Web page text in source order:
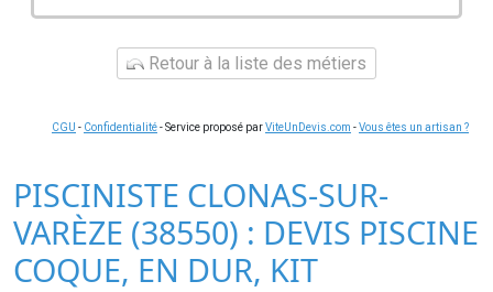
Retour à la liste des métiers
CGU - Confidentialité- Service proposé parViteUnDevis.com -Vous êtes un artisan ?
PISCINISTE CLONAS-SUR-
VARÈZE (38550) : DEVIS PISCINE
COQUE, EN DUR, KIT